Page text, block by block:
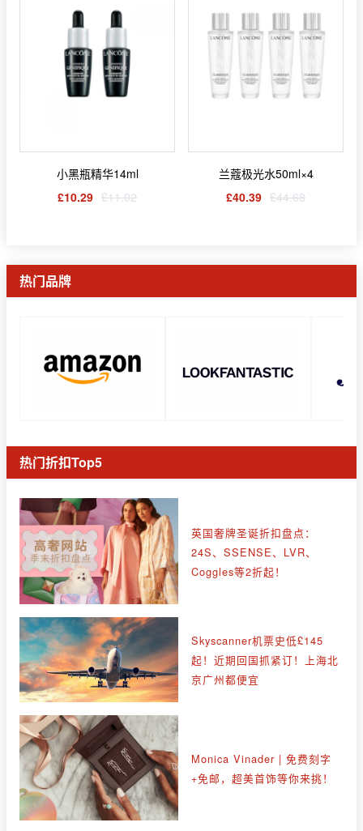
小黑瓶精华14ml
£10.29 £11.02
兰蔻极光水50ml×4
£40.39 £44.68
热门品牌
热门折扣Top5
英国奢牌圣诞折扣盘点：
24S、SSENSE、LVR、
Coggles等2折起！
Skyscanner机票史低£145
起！近期回国抓紧订！上海北
京广州都便宜
Monica Vinader | 免费刻字
+免邮，超美首饰等你来挑！